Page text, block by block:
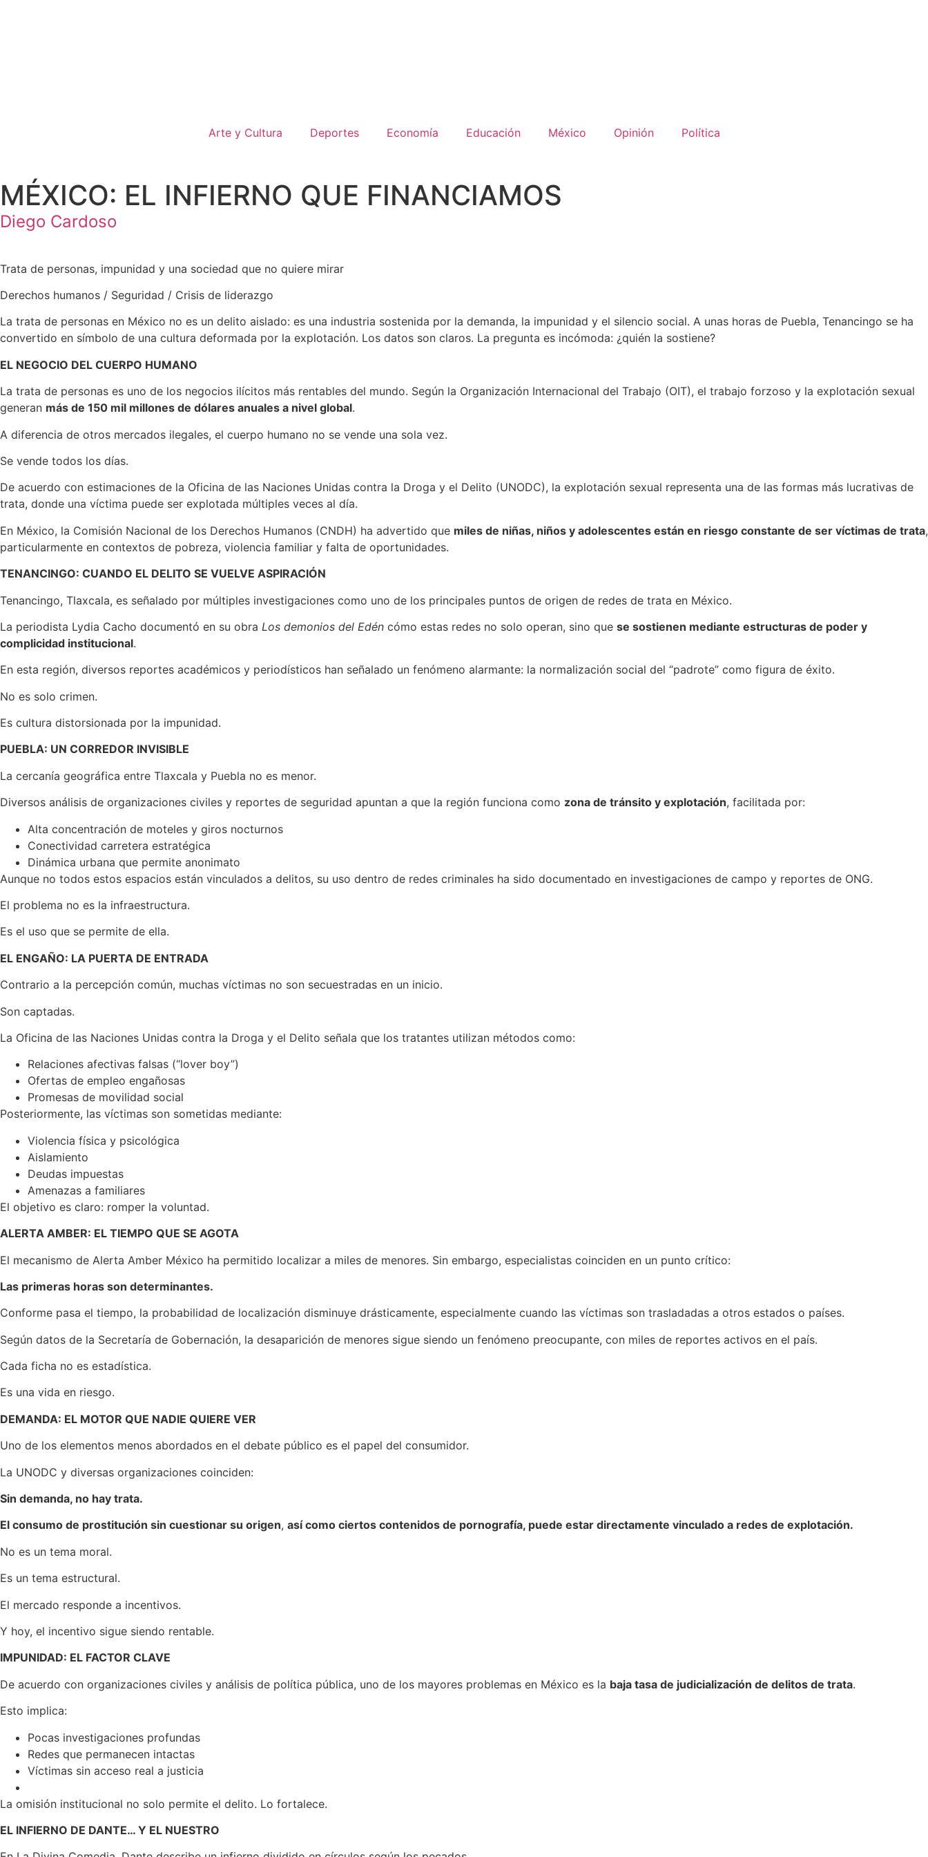
Arte y Cultura Deportes Economía Educación México Opinión Política
MÉXICO: EL INFIERNO QUE FINANCIAMOS
Diego Cardoso
Trata de personas, impunidad y una sociedad que no quiere mirar
Derechos humanos / Seguridad / Crisis de liderazgo
La trata de personas en México no es un delito aislado: es una industria sostenida por la demanda, la impunidad y el silencio social. A unas horas de Puebla, Tenancingo se ha
convertido en símbolo de una cultura deformada por la explotación. Los datos son claros. La pregunta es incómoda: ¿quién la sostiene?
EL NEGOCIO DEL CUERPO HUMANO
La trata de personas es uno de los negocios ilícitos más rentables del mundo. Según la Organización Internacional del Trabajo (OIT), el trabajo forzoso y la explotación sexual
generan más de 150 mil millones de dólares anuales a nivel global.
A diferencia de otros mercados ilegales, el cuerpo humano no se vende una sola vez.
Se vende todos los días.
De acuerdo con estimaciones de la Oficina de las Naciones Unidas contra la Droga y el Delito (UNODC), la explotación sexual representa una de las formas más lucrativas de
trata, donde una víctima puede ser explotada múltiples veces al día.
En México, la Comisión Nacional de los Derechos Humanos (CNDH) ha advertido que miles de niñas, niños y adolescentes están en riesgo constante de ser víctimas de trata,
particularmente en contextos de pobreza, violencia familiar y falta de oportunidades.
TENANCINGO: CUANDO EL DELITO SE VUELVE ASPIRACIÓN
Tenancingo, Tlaxcala, es señalado por múltiples investigaciones como uno de los principales puntos de origen de redes de trata en México.
La periodista Lydia Cacho documentó en su obra Los demonios del Edén cómo estas redes no solo operan, sino que se sostienen mediante estructuras de poder y
complicidad institucional.
En esta región, diversos reportes académicos y periodísticos han señalado un fenómeno alarmante: la normalización social del “padrote” como figura de éxito.
No es solo crimen.
Es cultura distorsionada por la impunidad.
PUEBLA: UN CORREDOR INVISIBLE
La cercanía geográfica entre Tlaxcala y Puebla no es menor.
Diversos análisis de organizaciones civiles y reportes de seguridad apuntan a que la región funciona como zona de tránsito y explotación, facilitada por:
Alta concentración de moteles y giros nocturnos
Conectividad carretera estratégica
Dinámica urbana que permite anonimato
Aunque no todos estos espacios están vinculados a delitos, su uso dentro de redes criminales ha sido documentado en investigaciones de campo y reportes de ONG.
El problema no es la infraestructura.
Es el uso que se permite de ella.
EL ENGAÑO: LA PUERTA DE ENTRADA
Contrario a la percepción común, muchas víctimas no son secuestradas en un inicio.
Son captadas.
La Oficina de las Naciones Unidas contra la Droga y el Delito señala que los tratantes utilizan métodos como:
Relaciones afectivas falsas (“lover boy”)
Ofertas de empleo engañosas
Promesas de movilidad social
Posteriormente, las víctimas son sometidas mediante:
Violencia física y psicológica
Aislamiento
Deudas impuestas
Amenazas a familiares
El objetivo es claro: romper la voluntad.
ALERTA AMBER: EL TIEMPO QUE SE AGOTA
El mecanismo de Alerta Amber México ha permitido localizar a miles de menores. Sin embargo, especialistas coinciden en un punto crítico:
Las primeras horas son determinantes.
Conforme pasa el tiempo, la probabilidad de localización disminuye drásticamente, especialmente cuando las víctimas son trasladadas a otros estados o países.
Según datos de la Secretaría de Gobernación, la desaparición de menores sigue siendo un fenómeno preocupante, con miles de reportes activos en el país.
Cada ficha no es estadística.
Es una vida en riesgo.
DEMANDA: EL MOTOR QUE NADIE QUIERE VER
Uno de los elementos menos abordados en el debate público es el papel del consumidor.
La UNODC y diversas organizaciones coinciden:
Sin demanda, no hay trata.
El consumo de prostitución sin cuestionar su origen, así como ciertos contenidos de pornografía, puede estar directamente vinculado a redes de explotación.
No es un tema moral.
Es un tema estructural.
El mercado responde a incentivos.
Y hoy, el incentivo sigue siendo rentable.
IMPUNIDAD: EL FACTOR CLAVE
De acuerdo con organizaciones civiles y análisis de política pública, uno de los mayores problemas en México es la baja tasa de judicialización de delitos de trata.
Esto implica:
Pocas investigaciones profundas
Redes que permanecen intactas
Víctimas sin acceso real a justicia
La omisión institucional no solo permite el delito. Lo fortalece.
EL INFIERNO DE DANTE… Y EL NUESTRO